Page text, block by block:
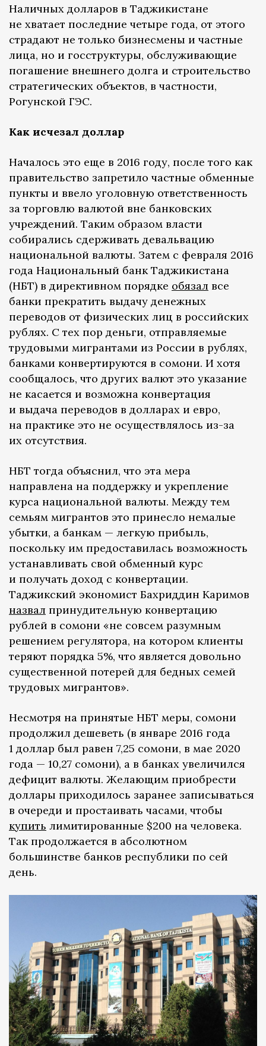
Наличных долларов в Таджикистане
не хватает последние четыре года, от этого
страдают не только бизнесмены и частные
лица, но и госструктуры, обслуживающие
погашение внешнего долга и строительство
стратегических объектов, в частности,
Рогунской ГЭС.
Как исчезал доллар
Началось это еще в 2016 году, после того как
правительство запретило частные обменные
пункты и ввело уголовную ответственность
за торговлю валютой вне банковских
учреждений. Таким образом власти
собирались сдерживать девальвацию
национальной валюты. Затем с февраля 2016
года Национальный банк Таджикистана
(НБТ) в директивном порядке обязал все
банки прекратить выдачу денежных
переводов от физических лиц в российских
рублях. С тех пор деньги, отправляемые
трудовыми мигрантами из России в рублях,
банками конвертируются в сомони. И хотя
сообщалось, что других валют это указание
не касается и возможна конвертация
и выдача переводов в долларах и евро,
на практике это не осуществлялось из-за
их отсутствия.
НБТ тогда объяснил, что эта мера
направлена на поддержку и укрепление
курса национальной валюты. Между тем
семьям мигрантов это принесло немалые
убытки, а банкам — легкую прибыль,
поскольку им предоставилась возможность
устанавливать свой обменный курс
и получать доход с конвертации.
Таджикский экономист Бахриддин Каримов
назвал принудительную конвертацию
рублей в сомони «не совсем разумным
решением регулятора, на котором клиенты
теряют порядка 5%, что является довольно
существенной потерей для бедных семей
трудовых мигрантов».
Несмотря на принятые НБТ меры, сомони
продолжил дешеветь (в январе 2016 года
1 доллар был равен 7,25 сомони, в мае 2020
года — 10,27 сомони), а в банках увеличился
дефицит валюты. Желающим приобрести
доллары приходилось заранее записываться
в очереди и простаивать часами, чтобы
купить лимитированные $200 на человека.
Так продолжается в абсолютном
большинстве банков республики по сей
день.